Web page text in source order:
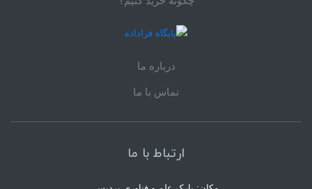
درباره ما
تماس با ما
ارتباط با ما